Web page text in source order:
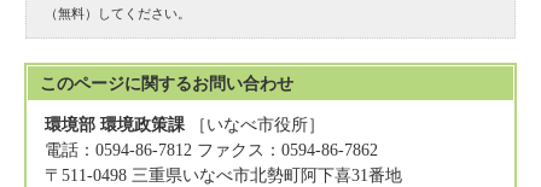
（無料）してください。
このページに関するお問い合わせ
環境部 環境政策課 ［いなべ市役所］
電話：0594-86-7812 ファクス：0594-86-7862
〒511-0498 三重県いなべ市北勢町阿下喜31番地